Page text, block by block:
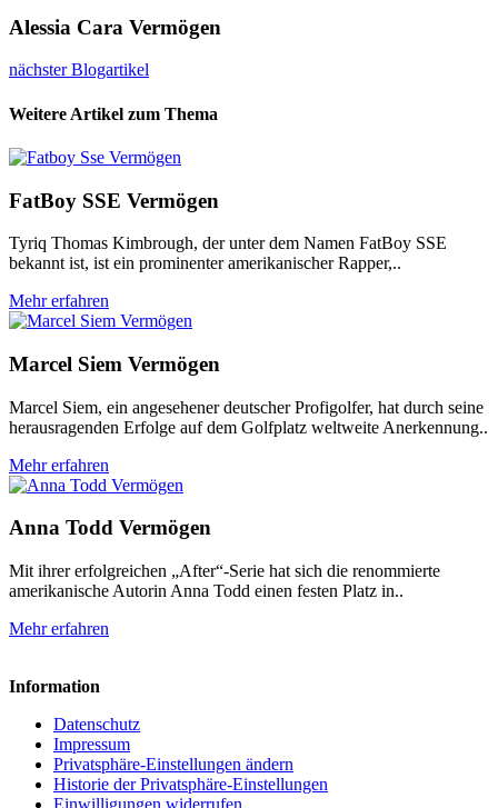
Alessia Cara Vermögen
nächster Blogartikel
Weitere Artikel zum Thema
FatBoy SSE Vermögen
Tyriq Thomas Kimbrough, der unter dem Namen FatBoy SSE
bekannt ist, ist ein prominenter amerikanischer Rapper,..
Mehr erfahren
Marcel Siem Vermögen
Marcel Siem, ein angesehener deutscher Profigolfer, hat durch seine
herausragenden Erfolge auf dem Golfplatz weltweite Anerkennung..
Mehr erfahren
Anna Todd Vermögen
Mit ihrer erfolgreichen „After“-Serie hat sich die renommierte
amerikanische Autorin Anna Todd einen festen Platz in..
Mehr erfahren
Information
Datenschutz
Impressum
Privatsphäre-Einstellungen ändern
Historie der Privatsphäre-Einstellungen